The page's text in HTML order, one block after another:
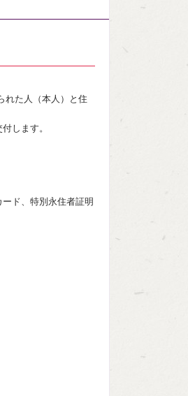
れた人（本人）と住
します。
ド、特別永住者証明